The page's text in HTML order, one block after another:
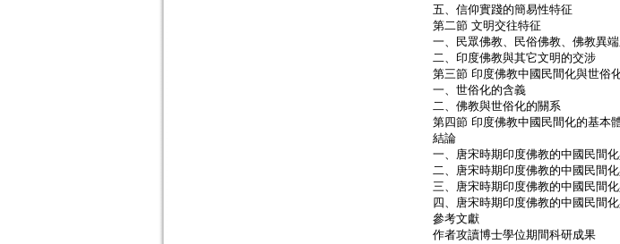
五、信仰實踐的簡易性特征
第二節 文明交往特征
一、民眾佛教、民俗佛教、佛教異
二、印度佛教與其它文明的交涉
第三節 印度佛教中國民間化與世俗
一、世俗化的含義
二、佛教與世俗化的關系
第四節 印度佛教中國民間化的基本
結論
一、唐宋時期印度佛教的中國民間
二、唐宋時期印度佛教的中國民間
三、唐宋時期印度佛教的中國民間
四、唐宋時期印度佛教的中國民間
參考文獻
作者攻讀博士學位期間科研成果